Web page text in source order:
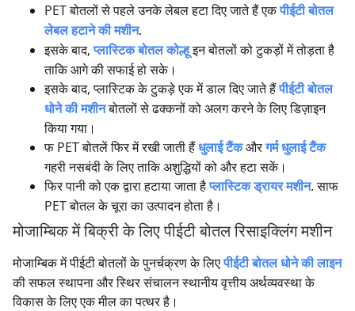
PET बोतलों से पहले उनके लेबल हटा दिए जाते हैं एकपीईटी बोतल
लेबल हटाने की मशीन.
इसके बाद,प्लास्टिक बोतल कोल्हूइन बोतलों को टुकड़ों में तोड़ता है
ताकि आगे की सफाई हो सके।
इसके बाद, प्लास्टिक के टुकड़े एक में डाल दिए जाते हैंपीईटी बोतल
धोने की मशीनबोतलों से ढक्कनों को अलग करने के लिए डिज़ाइन
किया गया।
फ PET बोतलें फिर में रखी जाती हैंधुलाई टैंकऔरगर्म धुलाई टैंक
गहरी नसबंदी के लिए ताकि अशुद्धियों को और हटा सकें।
फिर पानी को एक द्वारा हटाया जाता हैप्लास्टिक ड्रायर मशीन. साफ
PET बोतल के चूरा का उत्पादन होता है।
मोजाम्बिक में बिक्री के लिए पीईटी बोतल रिसाइक्लिंग मशीन
मोजाम्बिक में पीईटी बोतलों के पुनर्चक्रण के लिएपीईटी बोतल धोने की लाइन
की सफल स्थापना और स्थिर संचालन स्थानीय वृत्तीय अर्थव्यवस्था के
विकास के लिए एक मील का पत्थर है।